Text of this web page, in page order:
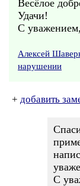
Весёлое
Удачи!
С
Алексей
нарушении
+ добавить
С